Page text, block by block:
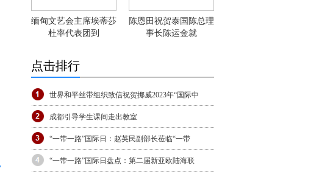
缅甸文艺会主席埃蒂莎
杜率代表团到
陈恩田祝贺泰国陈总理
事长陈运金就
点击排行
世界和平丝带组织致信祝贺挪威2023年“国际中
成都引导学生课间走出教室
“一带一路”国际日：赵英民副部长莅临“一带
“一带一路”国际日盘点：第二届新亚欧陆海联